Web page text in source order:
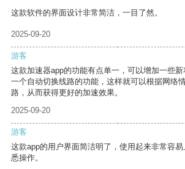
这款软件的界面设计非常简洁，一目了然。
2025-09-20
游客
这款加速器app的功能有点单一，可以增加一些
一个自动切换线路的功能，这样就可以根据网络
路，从而获得更好的加速效果。
2025-09-20
游客
这款app的用户界面简洁明了，使用起来非常容
悉操作。